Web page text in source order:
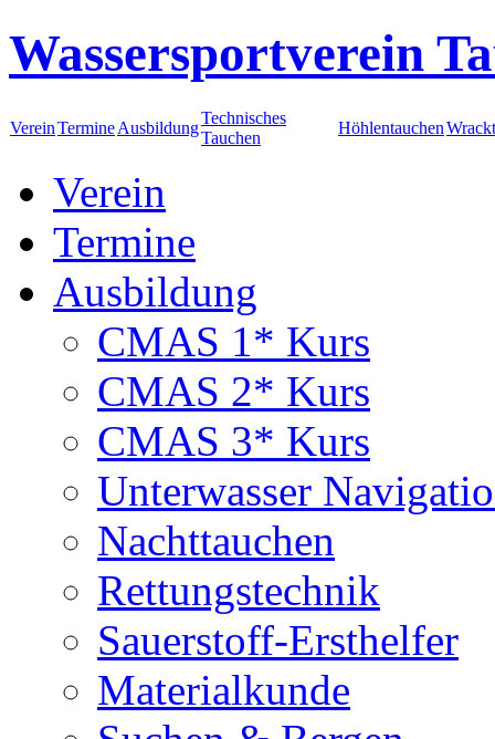
Wassersportverein
VereinTermineAusbildung
Technisches
Tauchen
Höhlentauchen
Verein
Termine
Ausbildung
CMAS 1* Kurs
CMAS 2* Kurs
CMAS 3* Kurs
Unterwasser
Nachttauchen
Rettungstechnik
Sauerstoff-Ersthelfer
Materialkunde